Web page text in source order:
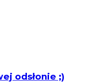
odsłonie ;)